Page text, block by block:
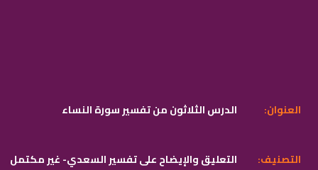
الدرس الثلاثون من تفسير سورة النساء :العنوان
التعليق والإيضاح على تفسير السعدي- غير مكتمل :التصنيف